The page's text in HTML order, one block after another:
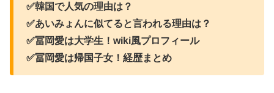
✅韓国で人気の理由は？
✅あいみょんに似てると言われる理由は？
✅冨岡愛は大学生！wiki風プロフィール
✅冨岡愛は帰国子女！経歴まとめ